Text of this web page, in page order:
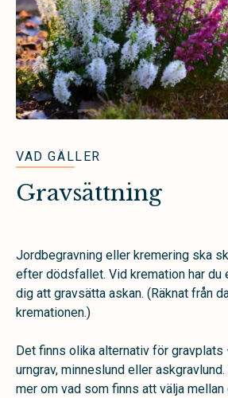
VAD GÄLLER
Gravsättning
Jordbegravning eller kremering ska
efter dödsfallet. Vid kremation har du
dig att gravsätta askan. (Räknat från
kremationen.)
Det finns olika alternativ för
urngrav, minneslund eller
mer om vad som finns att välja